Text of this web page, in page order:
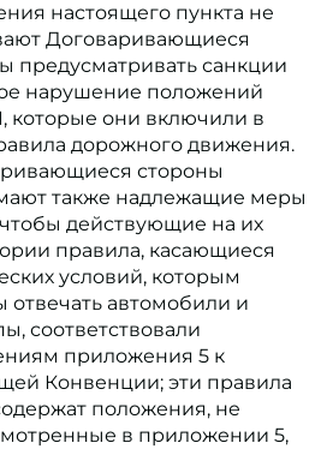
настоящего пункта не
Договаривающиеся
предусматривать санкции
нарушение положений
которые они включили в
дорожного движения.
стороны
также надлежащие меры
чтобы действующие на их
правила, касающиеся
условий, которым
отвечать автомобили и
соответствовали
приложения 5 к
Конвенции; эти правила
положения, не
в приложении 5,